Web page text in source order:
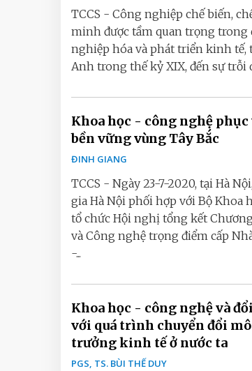
TCCS - Công nghiệp chế biến,
minh được tầm quan trọng trong
nghiệp hóa và phát triển kinh tế,
Anh trong thế kỷ XIX, đến sự trỗi
Khoa học - công nghệ
bền vững vùng Tây Bắc
ĐINH GIANG
TCCS - Ngày 23-7-2020, tại Hà
gia Hà Nội phối hợp với Bộ Khoa
tổ chức Hội nghị tổng kết
và Công nghệ trọng điểm cấp
-...
Khoa học - công nghệ và
với quá trình chuyển đổi
trưởng kinh tế ở nước ta
PGS, TS. BÙI THẾ DUY